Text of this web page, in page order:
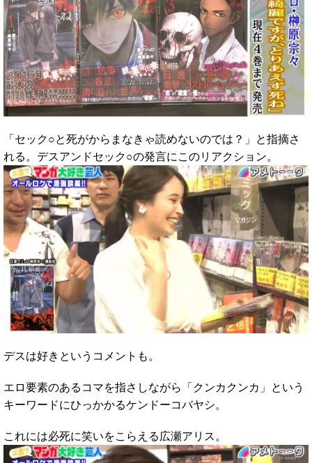
「セック○と死がからまなきゃ読めないのでは？」と指摘さ
れる。デスアンドセック○の発言にこのリアクション。
デスは好きというコメントも。
エロ要素のあるコマを指さしながら「クンカクンカ」という
キーワードにひっかかるケンドーコバヤシ。
これには必死に笑いをこらえる広瀬アリス。